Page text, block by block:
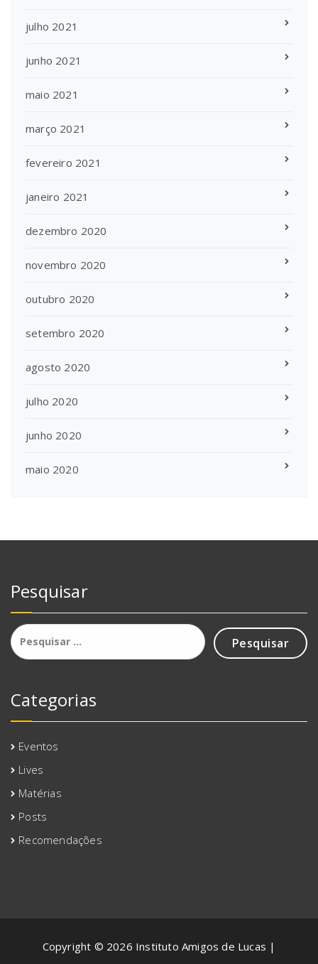
julho 2021
junho 2021
maio 2021
março 2021
fevereiro 2021
janeiro 2021
dezembro 2020
novembro 2020
outubro 2020
setembro 2020
agosto 2020
julho 2020
junho 2020
maio 2020
Pesquisar
Pesquisar
por:
Categorias
Eventos
Lives
Matérias
Posts
Recomendações
Copyright © 2026 Instituto Amigos de Lucas |